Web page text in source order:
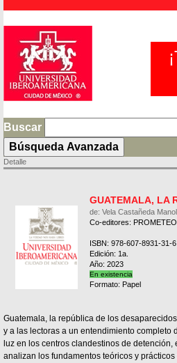
Buscar
Detalle
GUATEMALA, LA
de: Vela Castañeda
Co-editores:
ISBN: 978-607-8931-31-6
Edición: 1a.
Año: 2023
En existencia
Formato: Papel
Guatemala, la república de los
y a las lectoras a un entendimiento
luz en los centros clandestinos de
analizan los fundamentos teóricos y